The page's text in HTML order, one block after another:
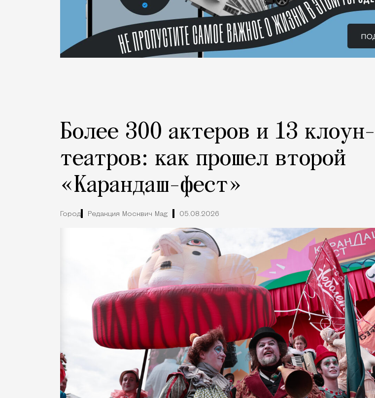
Более 300 актеров и 13 клоун-
театров: как прошел второй
«Карандаш-фест»
Город Редакция Москвич Mag 05.08.2026